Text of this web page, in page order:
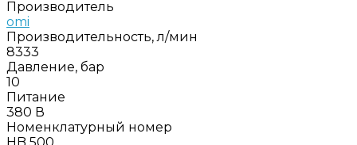
Производитель
omi
Производительность, л/мин
8333
Давление, бар
10
Питание
380 В
Номенклатурный номер